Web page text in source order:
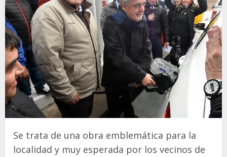
Se trata de una obra emblemática para la
localidad y muy esperada por los vecinos de